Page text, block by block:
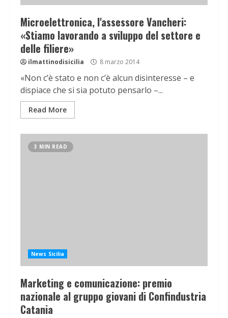
Microelettronica, l'assessore Vancheri:
«Stiamo lavorando a sviluppo del settore e
delle filiere»
ilmattinodisicilia 8 marzo 2014
«Non c’è stato e non c’è alcun disinteresse – e
dispiace che si sia potuto pensarlo –...
Read More
3 MIN READ
News Sicilia
Marketing e comunicazione: premio
nazionale al gruppo giovani di Confindustria
Catania